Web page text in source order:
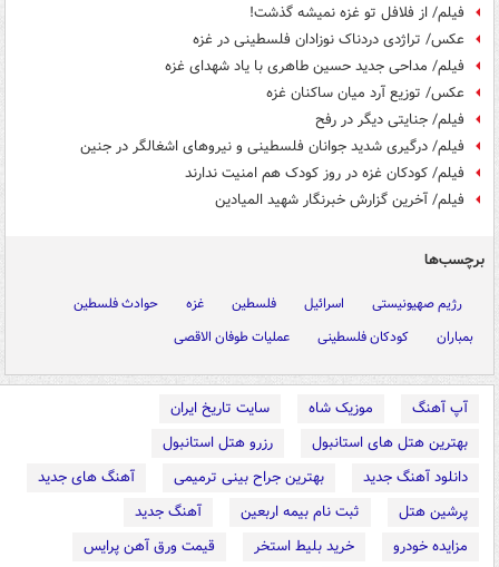
فیلم/ از فلافل تو غزه نمیشه گذشت!
عکس/ تراژدی دردناک نوزادان فلسطینی در غزه
فیلم/ مداحی جدید حسین طاهری با یاد شهدای غزه
عکس/ توزیع آرد میان ساکنان غزه
فیلم/ جنایتی دیگر در رفح
فیلم/ درگیری شدید جوانان فلسطینی و نیروهای اشغالگر در جنین
فیلم/ کودکان غزه در روز کودک هم امنیت ندارند
فیلم/ آخرین گزارش خبرنگار شهید المیادین
برچسب‌ها
رژیم صهیونیستی اسرائیل فلسطین غزه
حوادث فلسطین
بمباران
کودکان فلسطینی عملیات طوفان الاقصی
آپ آهنگ موزیک شاه
سایت تاریخ ایران
بهترین هتل های استانبول
رزرو هتل استانبول
دانلود آهنگ جدید
بهترین جراح بینی ترمیمی
آهنگ های جدید
پرشین هتل
ثبت نام بیمه اربعین
آهنگ جدید
مزایده خودرو
خرید بلیط استخر
قیمت ورق آهن پرایس